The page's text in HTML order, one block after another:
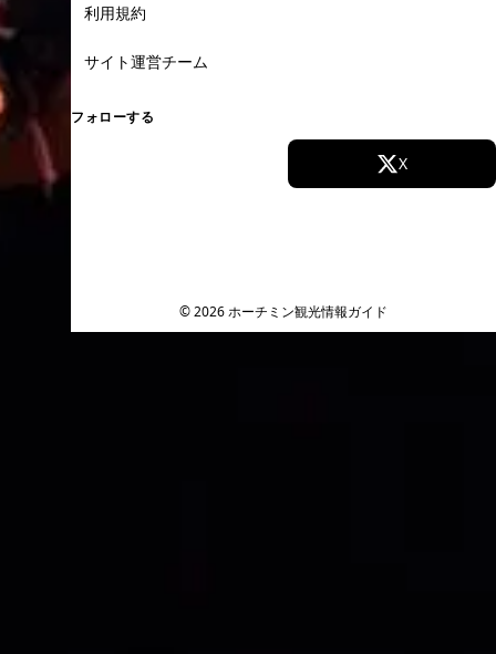
利用規約
サイト運営チーム
フォローする
X
© 2026 ホーチミン観光情報ガイド